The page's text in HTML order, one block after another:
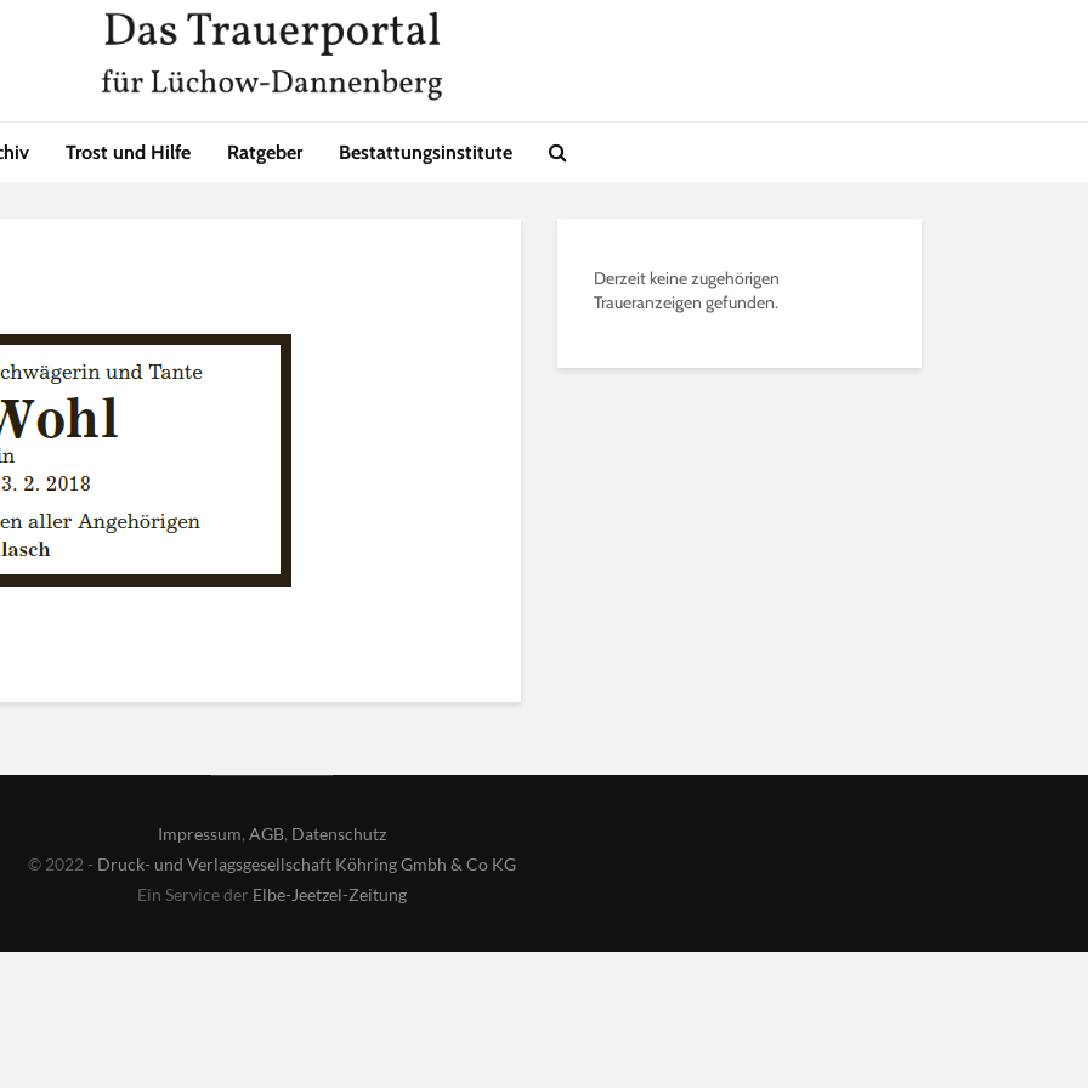
Trost und Hilfe Ratgeber Bestattungsinstitute
Derzeit keine zugehörigen
Traueranzeigen gefunden.
Impressum, AGB, Datenschutz
© 2022 - Druck- und Verlagsgesellschaft Köhring Gmbh & Co KG
Ein Service der Elbe-Jeetzel-Zeitung